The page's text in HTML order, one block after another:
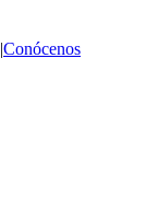
|Conócenos